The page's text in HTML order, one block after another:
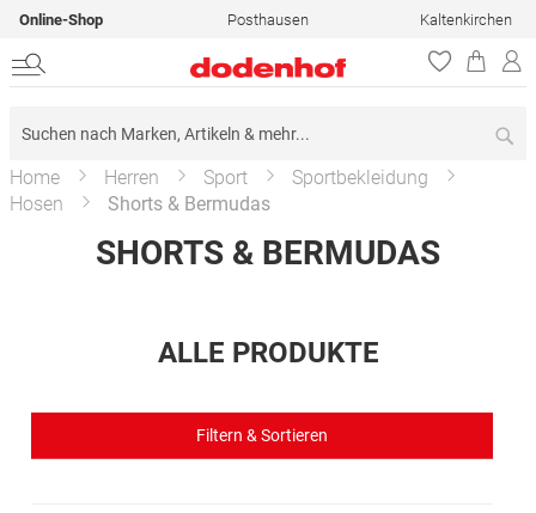
Online-Shop Posthausen Kaltenkirchen
Home Herren Sport
Sportbekleidung
Hosen
Shorts & Bermudas
SHORTS & BERMUDAS
ALLE PRODUKTE
Filtern & Sortieren